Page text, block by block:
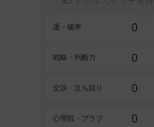
運・確率 0
戦略・判断力 0
交渉・立ち回り 0
心理戦・ブラフ 0